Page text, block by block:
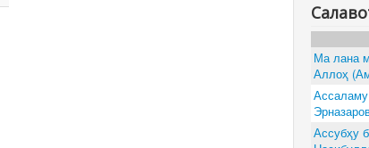
Ма лана
Аллоҳ
Ассубҳу